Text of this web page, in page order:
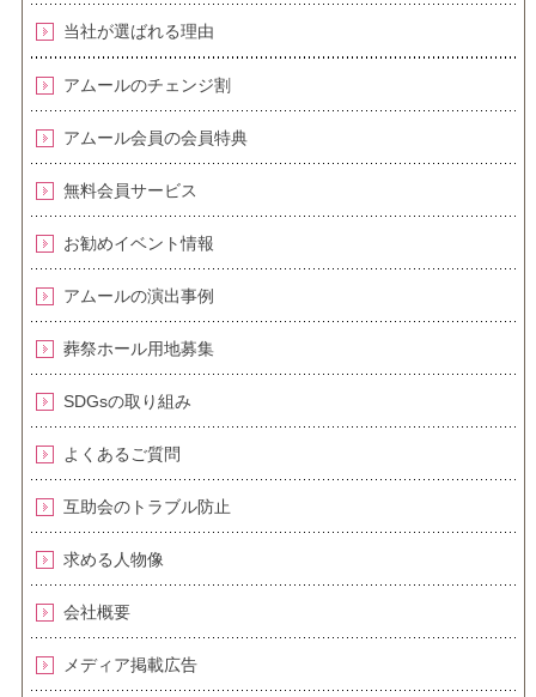
当社が選ばれる理由
アムールのチェンジ割
アムール会員の会員特典
無料会員サービス
お勧めイベント情報
アムールの演出事例
葬祭ホール用地募集
SDGsの取り組み
よくあるご質問
互助会のトラブル防止
求める人物像
会社概要
メディア掲載広告